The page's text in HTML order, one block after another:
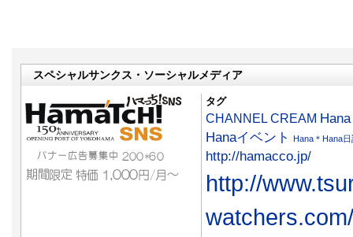
スペシャルサンクス・ソーシャルメディア
タグ
CHANNEL CREAM
Hanaイベント
Hana＊Hana日
http://hamacco.jp/
http://
watchers.com/